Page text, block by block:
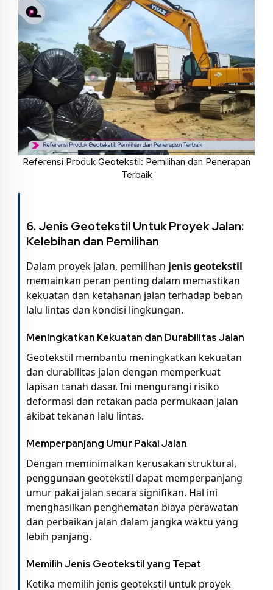
Referensi Produk Geotekstil: Pemilihan dan Penerapan
Terbaik
6.Jenis Geotekstil Untuk Proyek Jalan:
Kelebihan dan Pemilihan
Dalam proyek jalan, pemilihan jenis geotekstil
memainkan peran penting dalam memastikan
kekuatan dan ketahanan jalan terhadap beban
lalu lintas dan kondisi lingkungan.
Meningkatkan Kekuatan dan Durabilitas Jalan
Geotekstil membantu meningkatkan kekuatan
dan durabilitas jalan dengan memperkuat
lapisan tanah dasar. Ini mengurangi risiko
deformasi dan retakan pada permukaan jalan
akibat tekanan lalu lintas.
Memperpanjang Umur Pakai Jalan
Dengan meminimalkan kerusakan struktural,
penggunaan geotekstil dapat memperpanjang
umur pakai jalan secara signifikan. Hal ini
menghasilkan penghematan biaya perawatan
dan perbaikan jalan dalam jangka waktu yang
lebih panjang.
Memilih Jenis Geotekstil yang Tepat
Ketika memilih jenis geotekstil untuk proyek